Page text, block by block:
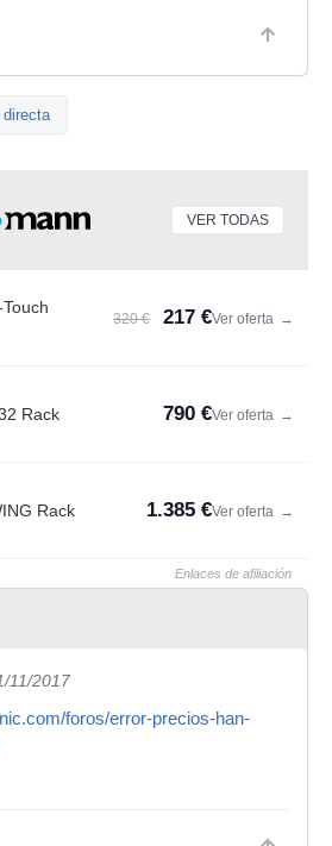
directa
VER TODAS
320 € 217 €Ver oferta →
Rack 790 €Ver oferta →
Rack 1.385 €Ver oferta →
Enlaces de afiliación
11/2017
foros/error-precios-han-